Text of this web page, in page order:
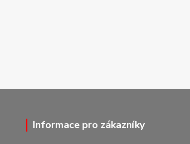
Informace pro zákazníky